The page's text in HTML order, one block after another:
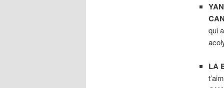
qui
LA